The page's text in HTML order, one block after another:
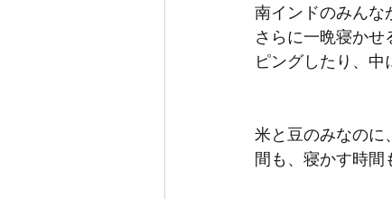
南インドのみんな
さらに一晩寝か
ピングしたり、中
米と豆のみなのに
間も、寝かす時間